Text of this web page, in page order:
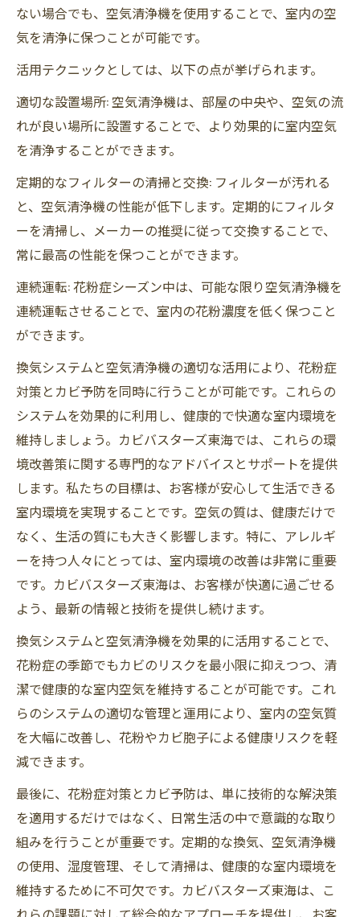
ない場合でも、空気清浄機を使用することで、室内の空
気を清浄に保つことが可能です。
活用テクニックとしては、以下の点が挙げられます。
適切な設置場所: 空気清浄機は、部屋の中央や、空気の流
れが良い場所に設置することで、より効果的に室内空気
を清浄することができます。
定期的なフィルターの清掃と交換: フィルターが汚れる
と、空気清浄機の性能が低下します。定期的にフィルタ
ーを清掃し、メーカーの推奨に従って交換することで、
常に最高の性能を保つことができます。
連続運転: 花粉症シーズン中は、可能な限り空気清浄機を
連続運転させることで、室内の花粉濃度を低く保つこと
ができます。
換気システムと空気清浄機の適切な活用により、花粉症
対策とカビ予防を同時に行うことが可能です。これらの
システムを効果的に利用し、健康的で快適な室内環境を
維持しましょう。カビバスターズ東海では、これらの環
境改善策に関する専門的なアドバイスとサポートを提供
します。私たちの目標は、お客様が安心して生活できる
室内環境を実現することです。空気の質は、健康だけで
なく、生活の質にも大きく影響します。特に、アレルギ
ーを持つ人々にとっては、室内環境の改善は非常に重要
です。カビバスターズ東海は、お客様が快適に過ごせる
よう、最新の情報と技術を提供し続けます。
換気システムと空気清浄機を効果的に活用することで、
花粉症の季節でもカビのリスクを最小限に抑えつつ、清
潔で健康的な室内空気を維持することが可能です。これ
らのシステムの適切な管理と運用により、室内の空気質
を大幅に改善し、花粉やカビ胞子による健康リスクを軽
減できます。
最後に、花粉症対策とカビ予防は、単に技術的な解決策
を適用するだけではなく、日常生活の中で意識的な取り
組みを行うことが重要です。定期的な換気、空気清浄機
の使用、湿度管理、そして清掃は、健康的な室内環境を
維持するために不可欠です。カビバスターズ東海は、こ